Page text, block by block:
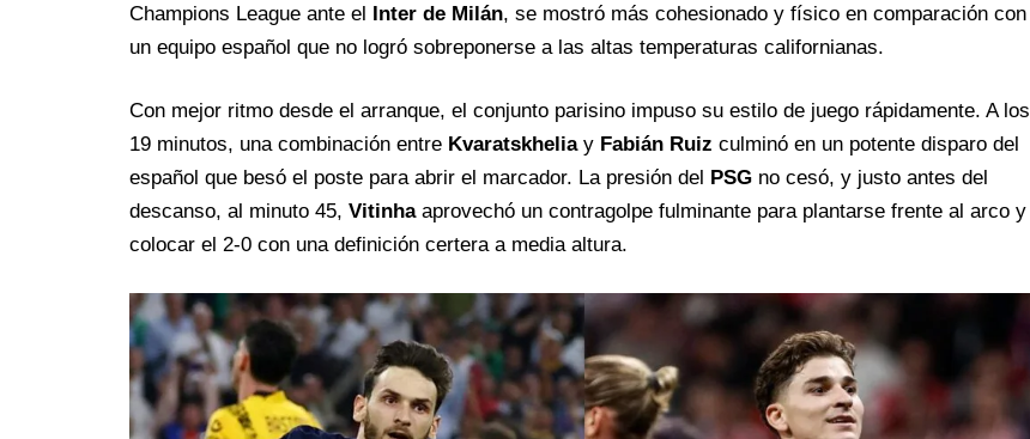
Champions League ante el Inter de Milán, se mostró más cohesionado y físico en comparación con
un equipo español que no logró sobreponerse a las altas temperaturas californianas.
Con mejor ritmo desde el arranque, el conjunto parisino impuso su estilo de juego rápidamente. A los
19 minutos, una combinación entre Kvaratskheliay Fabián Ruiz culminó en un potente disparo del
español que besó el poste para abrir el marcador. La presión del
PSGno cesó, y justo antes del
descanso, al minuto 45, Vitinhaaprovechó un contragolpe fulminante para plantarse frente al arco y
colocar el 2-0 con una definición certera a media altura.